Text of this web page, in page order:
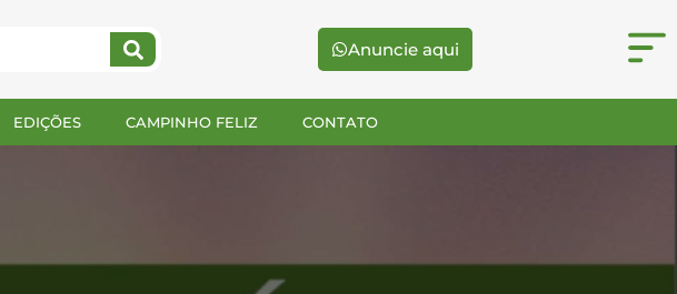
Anuncie aqui
EDIÇÕES CAMPINHO FELIZ CONTATO